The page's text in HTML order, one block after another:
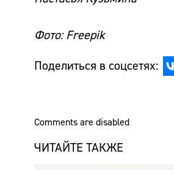
Фото: Freepik
Поделиться в соцсетях:
Comments are disabled
ЧИТАЙТЕ ТАКЖЕ